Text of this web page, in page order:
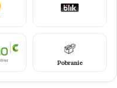
Pobranie